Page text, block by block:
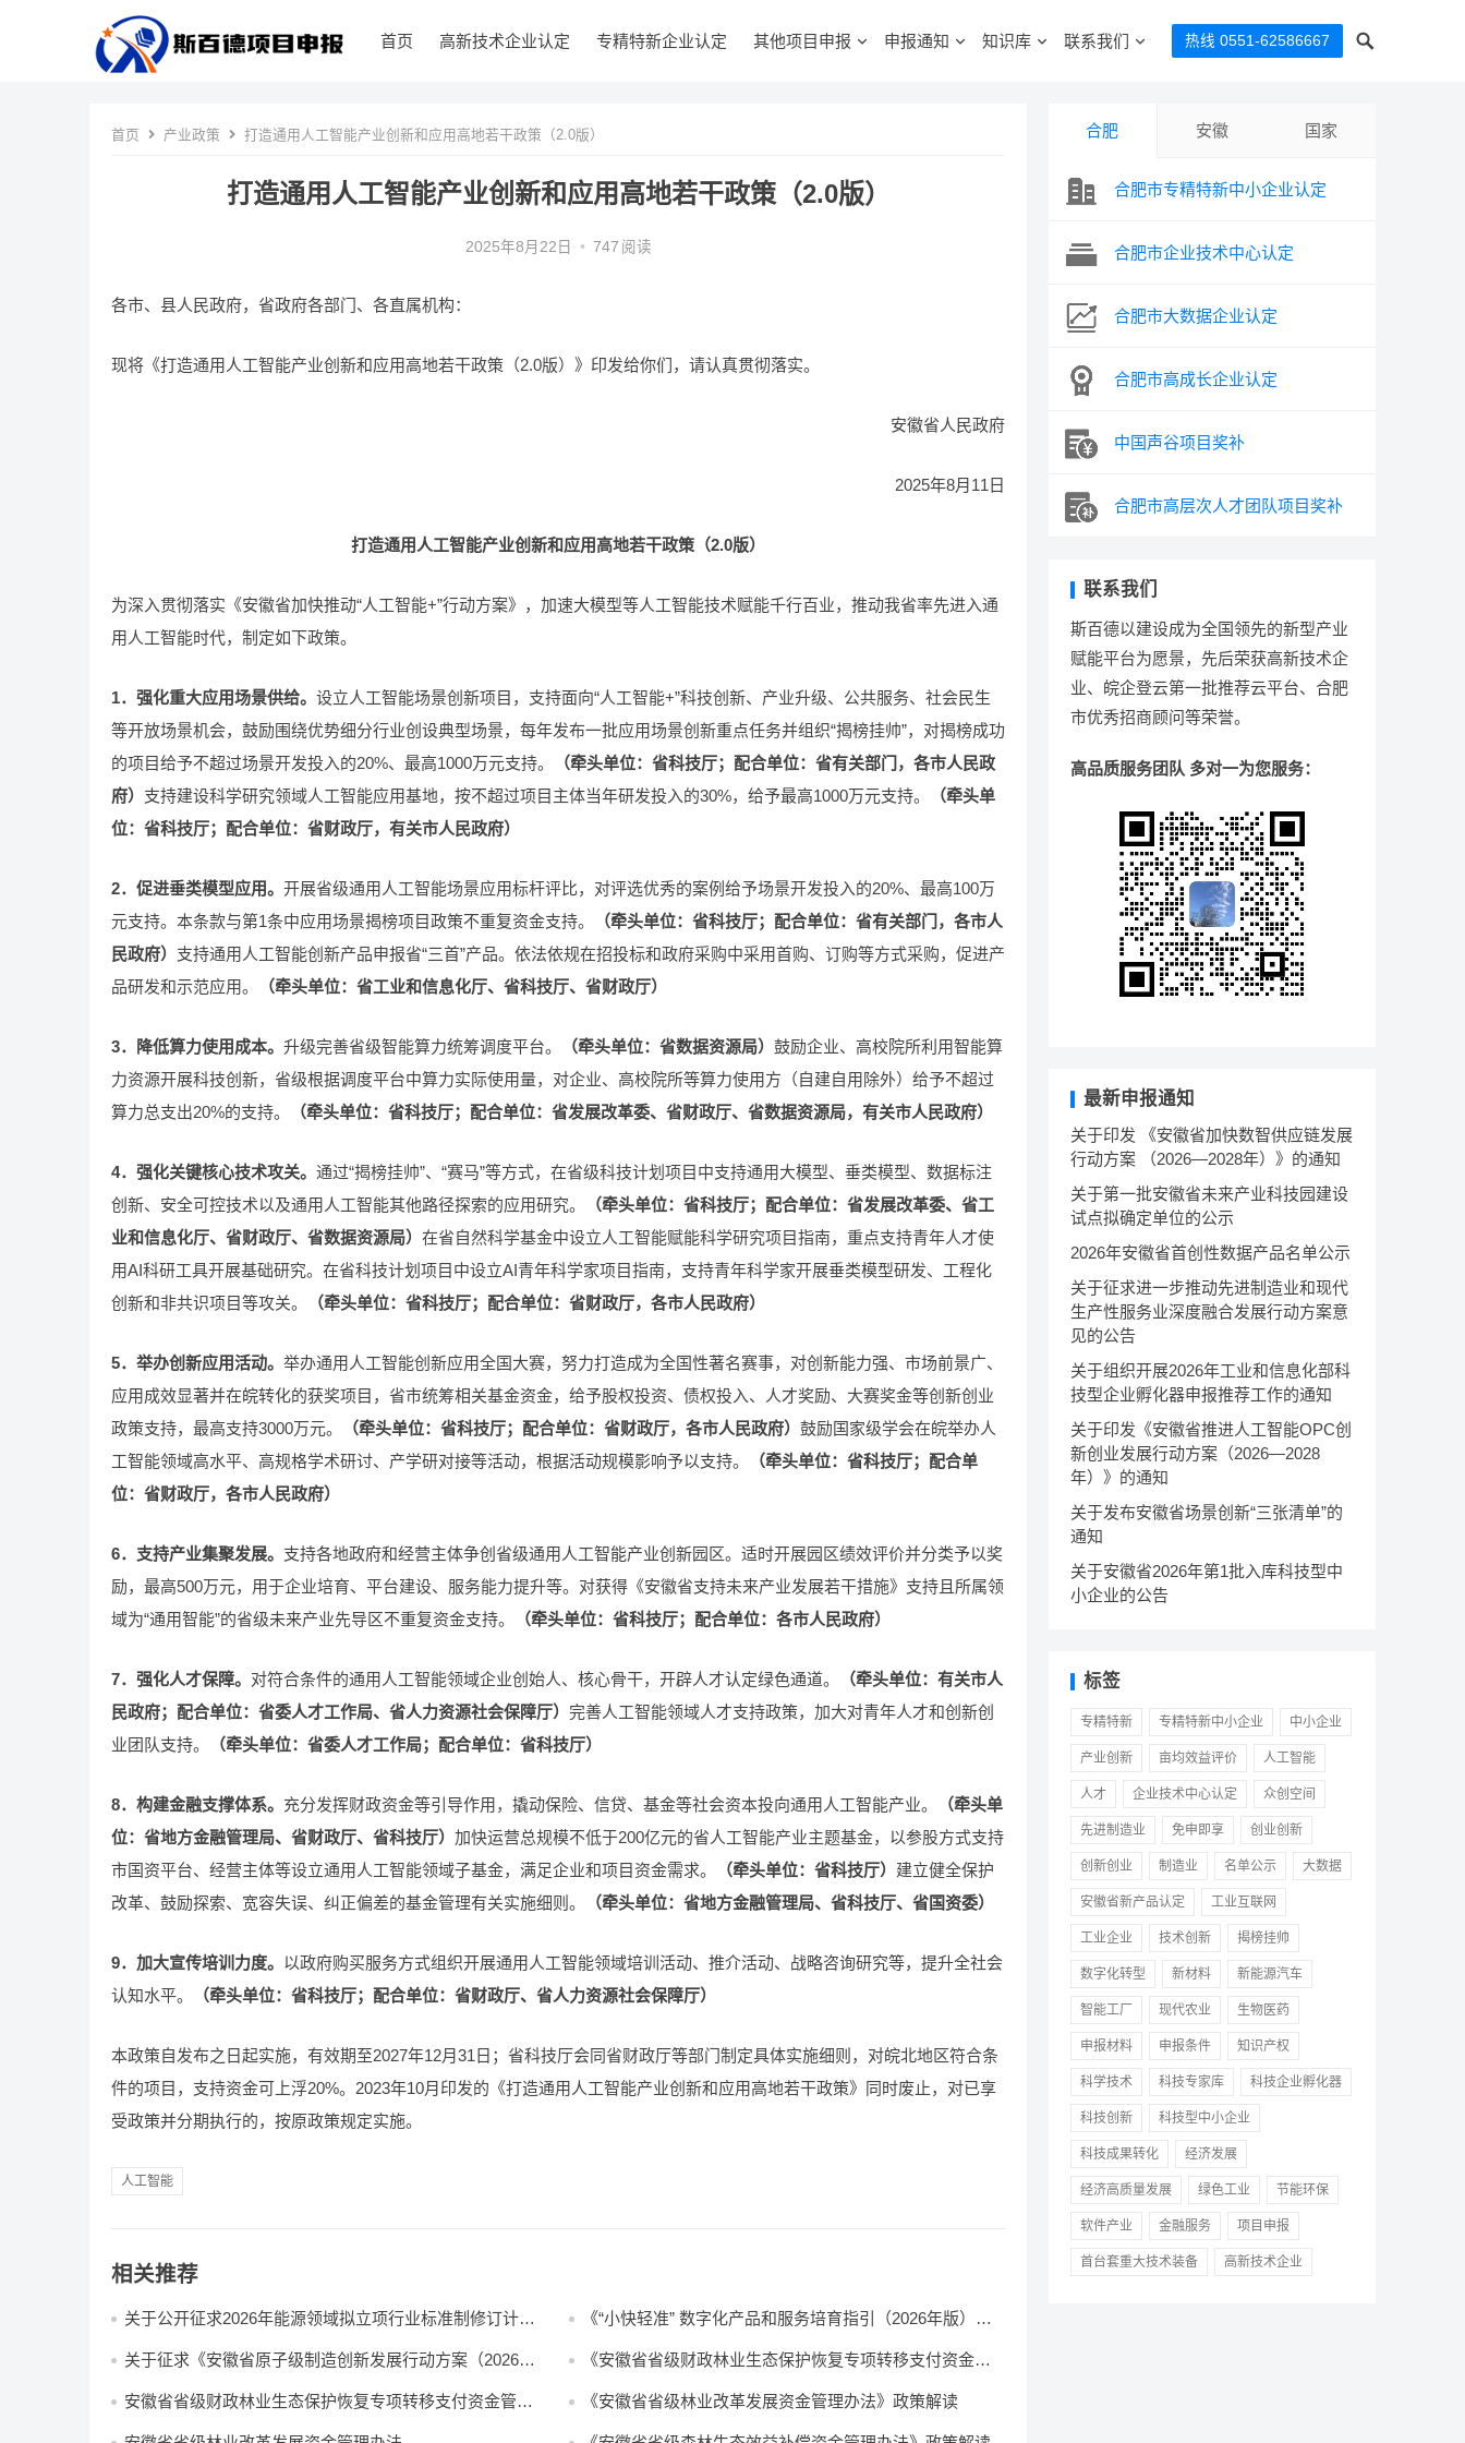
首页 高新技术企业认定 专精特新企业认定 其他项目申报 申报通知 知识库 联系我们 热线 0551-62586667
首页 产业政策 打造通用人工智能产业创新和应用高地若干政策（2.0版）
打造通用人工智能产业创新和应用高地若干政策（2.0版）
2025年8月22日 • 747 阅读
各市、县人民政府，省政府各部门、各直属机构：
现将《打造通用人工智能产业创新和应用高地若干政策（2.0版）》印发给你们，请认真贯彻落实。
安徽省人民政府
2025年8月11日
打造通用人工智能产业创新和应用高地若干政策（2.0版）
为深入贯彻落实《安徽省加快推动“人工智能+”行动方案》，加速大模型等人工智能技术赋能千行百业，推动我省率先进入通
用人工智能时代，制定如下政策。
1．强化重大应用场景供给。 设立人工智能场景创新项目，支持面向“人工智能+”科技创新、产业升级、公共服务、社会民生
等开放场景机会，鼓励围绕优势细分行业创设典型场景，每年发布一批应用场景创新重点任务并组织“揭榜挂帅”，对揭榜成功
的项目给予不超过场景开发投入的20%、最高1000万元支持。
（牵头单位：省科技厅；配合单位：省有关部门，各市人民政
府） 支持建设科学研究领域人工智能应用基地，按不超过项目主体当年研发投入的30%，给予最高1000万元支持。
（牵头单
位：省科技厅；配合单位：省财政厅，有关市人民政府）
2．促进垂类模型应用。 开展省级通用人工智能场景应用标杆评比，对评选优秀的案例给予场景开发投入的20%、最高100万
元支持。本条款与第1条中应用场景揭榜项目政策不重复资金支持。
（牵头单位：省科技厅；配合单位：省有关部门，各市人
民政府） 支持通用人工智能创新产品申报省“三首”产品。依法依规在招投标和政府采购中采用首购、订购等方式采购，促进产
品研发和示范应用。
（牵头单位：省工业和信息化厅、省科技厅、省财政厅）
3．降低算力使用成本。 升级完善省级智能算力统筹调度平台。 （牵头单位：省数据资源局） 鼓励企业、高校院所利用智能算
力资源开展科技创新，省级根据调度平台中算力实际使用量，对企业、高校院所等算力使用方（自建自用除外）给予不超过
算力总支出20%的支持。
（牵头单位：省科技厅；配合单位：省发展改革委、省财政厅、省数据资源局，有关市人民政府）
4．强化关键核心技术攻关。 通过“揭榜挂帅”、“赛马”等方式，在省级科技计划项目中支持通用大模型、垂类模型、数据标注
创新、安全可控技术以及通用人工智能其他路径探索的应用研究。
（牵头单位：省科技厅；配合单位：省发展改革委、省工
业和信息化厅、省财政厅、省数据资源局） 在省自然科学基金中设立人工智能赋能科学研究项目指南，重点支持青年人才使
用AI科研工具开展基础研究。在省科技计划项目中设立AI青年科学家项目指南，支持青年科学家开展垂类模型研发、工程化
创新和非共识项目等攻关。
（牵头单位：省科技厅；配合单位：省财政厅，各市人民政府）
5．举办创新应用活动。 举办通用人工智能创新应用全国大赛，努力打造成为全国性著名赛事，对创新能力强、市场前景广、
应用成效显著并在皖转化的获奖项目，省市统筹相关基金资金，给予股权投资、债权投入、人才奖励、大赛奖金等创新创业
政策支持，最高支持3000万元。
（牵头单位：省科技厅；配合单位：省财政厅，各市人民政府） 鼓励国家级学会在皖举办人
工智能领域高水平、高规格学术研讨、产学研对接等活动，根据活动规模影响予以支持。
（牵头单位：省科技厅；配合单
位：省财政厅，各市人民政府）
6．支持产业集聚发展。 支持各地政府和经营主体争创省级通用人工智能产业创新园区。适时开展园区绩效评价并分类予以奖
励，最高500万元，用于企业培育、平台建设、服务能力提升等。对获得《安徽省支持未来产业发展若干措施》支持且所属领
域为“通用智能”的省级未来产业先导区不重复资金支持。
（牵头单位：省科技厅；配合单位：各市人民政府）
7．强化人才保障。 对符合条件的通用人工智能领域企业创始人、核心骨干，开辟人才认定绿色通道。
（牵头单位：有关市人
民政府；配合单位：省委人才工作局、省人力资源社会保障厅） 完善人工智能领域人才支持政策，加大对青年人才和创新创
业团队支持。
（牵头单位：省委人才工作局；配合单位：省科技厅）
8．构建金融支撑体系。 充分发挥财政资金等引导作用，撬动保险、信贷、基金等社会资本投向通用人工智能产业。
（牵头单
位：省地方金融管理局、省财政厅、省科技厅） 加快运营总规模不低于200亿元的省人工智能产业主题基金，以参股方式支持
市国资平台、经营主体等设立通用人工智能领域子基金，满足企业和项目资金需求。
（牵头单位：省科技厅） 建立健全保护
改革、鼓励探索、宽容失误、纠正偏差的基金管理有关实施细则。
（牵头单位：省地方金融管理局、省科技厅、省国资委）
9．加大宣传培训力度。 以政府购买服务方式组织开展通用人工智能领域培训活动、推介活动、战略咨询研究等，提升全社会
认知水平。
（牵头单位：省科技厅；配合单位：省财政厅、省人力资源社会保障厅）
本政策自发布之日起实施，有效期至2027年12月31日；省科技厅会同省财政厅等部门制定具体实施细则，对皖北地区符合条
件的项目，支持资金可上浮20%。2023年10月印发的《打造通用人工智能产业创新和应用高地若干政策》同时废止，对已享
受政策并分期执行的，按原政策规定实施。
人工智能
相关推荐
关于公开征求2026年能源领域拟立项行业标准制修订计划
《“小快轻准” 数字化产品和服务培育指引（2026年版）》
关于征求《安徽省原子级制造创新发展行动方案（2026—
《安徽省省级财政林业生态保护恢复专项转移支付资金管
安徽省省级财政林业生态保护恢复专项转移支付资金管理
《安徽省省级林业改革发展资金管理办法》政策解读
合肥 安徽 国家
合肥市专精特新中小企业认定
合肥市企业技术中心认定
合肥市大数据企业认定
合肥市高成长企业认定
中国声谷项目奖补
合肥市高层次人才团队项目奖补
联系我们
斯百德以建设成为全国领先的新型产业
赋能平台为愿景，先后荣获高新技术企
业、皖企登云第一批推荐云平台、合肥
市优秀招商顾问等荣誉。
高品质服务团队 多对一为您服务：
最新申报通知
关于印发 《安徽省加快数智供应链发展
行动方案 （2026—2028年）》的通知
关于第一批安徽省未来产业科技园建设
试点拟确定单位的公示
2026年安徽省首创性数据产品名单公示
关于征求进一步推动先进制造业和现代
生产性服务业深度融合发展行动方案意
见的公告
关于组织开展2026年工业和信息化部科
技型企业孵化器申报推荐工作的通知
关于印发《安徽省推进人工智能OPC创
新创业发展行动方案（2026—2028
年）》的通知
关于发布安徽省场景创新“三张清单”的
通知
关于安徽省2026年第1批入库科技型中
小企业的公告
标签
专精特新 专精特新中小企业 中小企业
产业创新 亩均效益评价 人工智能
人才 企业技术中心认定 众创空间
先进制造业 免申即享 创业创新
创新创业 制造业 名单公示 大数据
安徽省新产品认定 工业互联网
工业企业 技术创新 揭榜挂帅
数字化转型 新材料 新能源汽车
智能工厂 现代农业 生物医药
申报材料 申报条件 知识产权
科学技术 科技专家库 科技企业孵化器
科技创新 科技型中小企业
科技成果转化 经济发展
经济高质量发展 绿色工业 节能环保
软件产业 金融服务 项目申报
首台套重大技术装备 高新技术企业